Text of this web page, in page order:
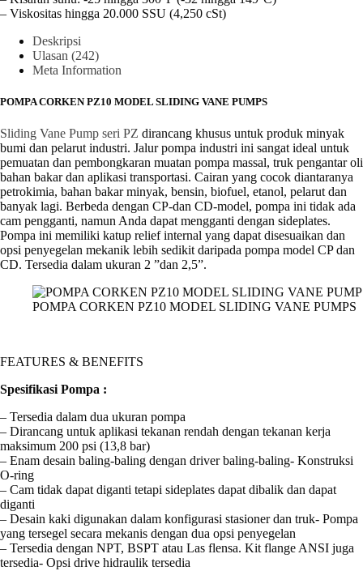
– Viskositas hingga 20.000 SSU (4,250 cSt)
Deskripsi
Ulasan (242)
Meta Information
POMPA CORKEN PZ10 MODEL SLIDING VANE PUMPS
Sliding Vane Pump seri PZ dirancang khusus untuk produk minyak
bumi dan pelarut industri. Jalur pompa industri ini sangat ideal untuk
pemuatan dan pembongkaran muatan pompa massal, truk pengantar oli
bahan bakar dan aplikasi transportasi. Cairan yang cocok diantaranya
petrokimia, bahan bakar minyak, bensin, biofuel, etanol, pelarut dan
banyak lagi. Berbeda dengan CP-dan CD-model, pompa ini tidak ada
cam pengganti, namun Anda dapat mengganti dengan sideplates.
Pompa ini memiliki katup relief internal yang dapat disesuaikan dan
opsi penyegelan mekanik lebih sedikit daripada pompa model CP dan
CD. Tersedia dalam ukuran 2 ”dan 2,5”.
POMPA CORKEN PZ10 MODEL SLIDING VANE PUMPS
FEATURES & BENEFITS
Spesifikasi Pompa :
– Tersedia dalam dua ukuran pompa
– Dirancang untuk aplikasi tekanan rendah dengan tekanan kerja
maksimum 200 psi (13,8 bar)
– Enam desain baling-baling dengan driver baling-baling- Konstruksi
O-ring
– Cam tidak dapat diganti tetapi sideplates dapat dibalik dan dapat
diganti
– Desain kaki digunakan dalam konfigurasi stasioner dan truk- Pompa
yang tersegel secara mekanis dengan dua opsi penyegelan
– Tersedia dengan NPT, BSPT atau Las flensa. Kit flange ANSI juga
tersedia- Opsi drive hidraulik tersedia